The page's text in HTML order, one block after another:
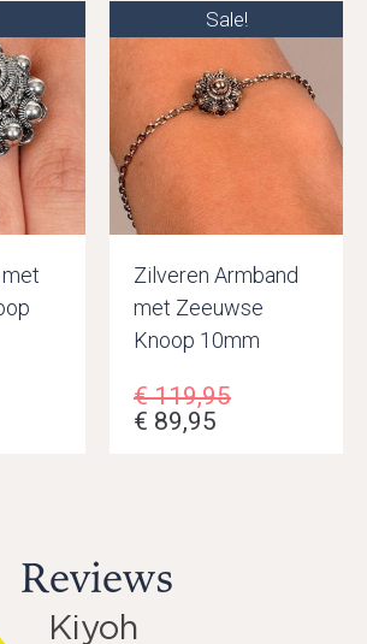
Sale!
Zilveren Armband
met Zeeuwse
Knoop 10mm
€119,95
€ 89,95
Reviews